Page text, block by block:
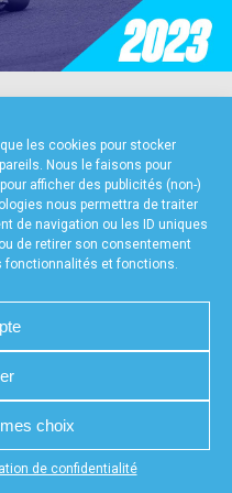
les cookies pour stocker
Nous le faisons pour
afficher des publicités (non-)
nous permettra de traiter
de navigation ou les ID uniques
de retirer son consentement
fonctionnalités et fonctions.
choix
de confidentialité
de votre
NOUS CONTACTER
DE CONFIDENTIALITÉ (UE)